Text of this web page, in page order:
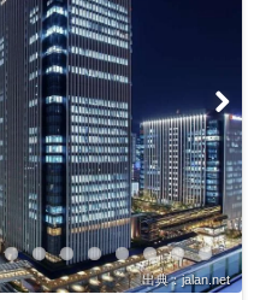
出典：jalan.net